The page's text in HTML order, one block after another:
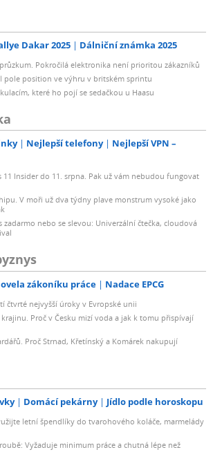
Dakar 2025 Dálniční známka 2025
Pokročilá elektronika není prioritou zákazníků
pole position ve výhru v britském sprintu
které ho pojí se sedačkou u Haasu
Nejlepší telefony
Nejlepší VPN –
Insider do 11. srpna. Pak už vám nebudou fungovat
V moři už dva týdny plave monstrum vysoké jako
zadarmo nebo se slevou: Univerzální čtečka, cloudová
zákoníku práce Nadace EPCG
čtvrté nejvyšší úroky v Evropské unii
Proč v Česku mizí voda a jak k tomu přispívají
Proč Strnad, Křetínský a Komárek nakupují
Domácí pekárny Jídlo podle horoskopu
letní špendlíky do tvarohového koláče, marmelády
Vyžaduje minimum práce a chutná lépe než